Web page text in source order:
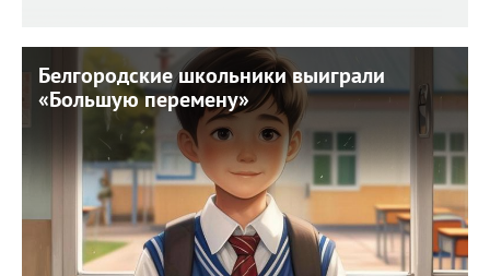
Белгородские школьники выиграли
«Большую перемену»
Белгородские школьники выиграли
«Большую перемену»
6 августа 2026 г. 11:35
И теперь отправятся в путешествие по стране.